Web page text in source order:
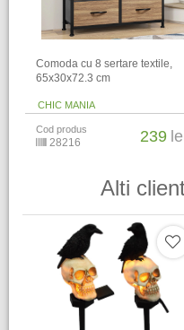
Comoda cu 8 sertare textile,
65x30x72.3 cm
CHIC MANIA
Cod produs
28216 239
Alti